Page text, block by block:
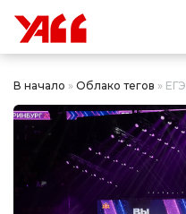
В начало » Облако тегов » ЕГЭ